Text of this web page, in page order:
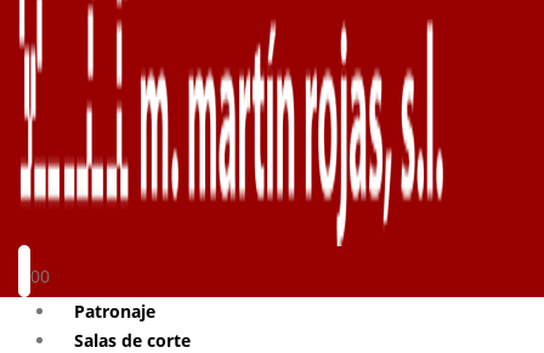
00
Patronaje
Salas de corte